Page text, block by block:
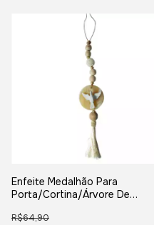
Enfeite Medalhão Para
Porta/Cortina/Árvore De
R$64,90